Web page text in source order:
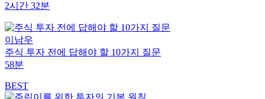
2시간 32분
이남우
주식 투자 전에 답해야 할 10가지 질문
58분
BEST